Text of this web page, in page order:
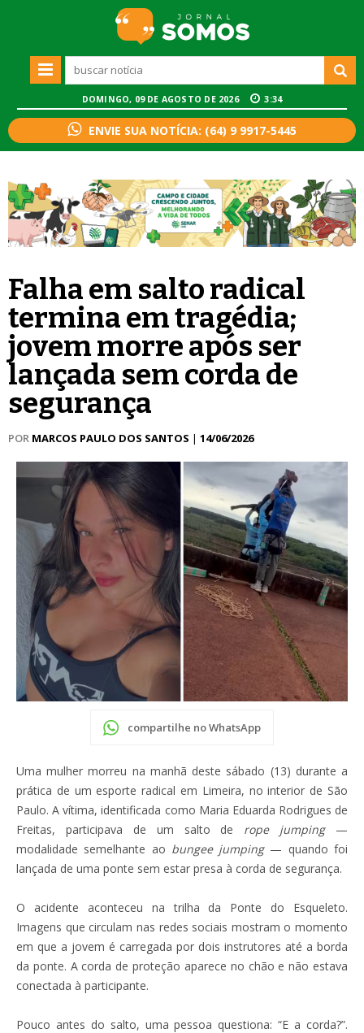
DOMINGO, 09 DE AGOSTO DE 2026 3:34
ENVIE SUA NOTÍCIA: (64) 9 9917-5445
Falha em salto radical
termina em tragédia;
jovem morre após ser
lançada sem corda de
segurança
POR MARCOS PAULO DOS SANTOS | 14/06/2026
compartilhe no WhatsApp
Uma mulher morreu na manhã deste sábado (13) durante a
prática de um esporte radical em Limeira, no interior de São
Paulo. A vítima, identificada como Maria Eduarda Rodrigues de
Freitas, participava de um salto de rope jumping—
modalidade semelhante ao bungee jumping— quando foi
lançada de uma ponte sem estar presa à corda de segurança.
O acidente aconteceu na trilha da Ponte do Esqueleto.
Imagens que circulam nas redes sociais mostram o momento
em que a jovem é carregada por dois instrutores até a borda
da ponte. A corda de proteção aparece no chão e não estava
conectada à participante.
Pouco antes do salto, uma pessoa questiona: “E a corda?”.